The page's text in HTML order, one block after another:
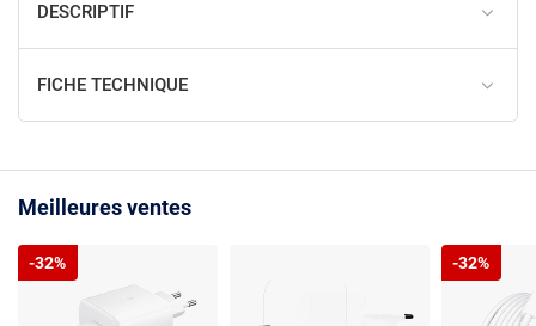
DESCRIPTIF
FICHE TECHNIQUE
Meilleures ventes
-32% -32%